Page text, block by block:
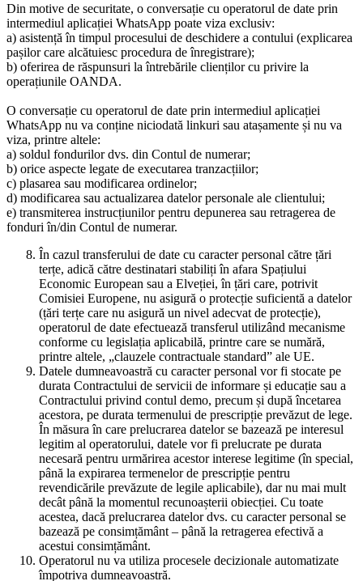
Din motive de securitate, o conversație cu operatorul de date prin
intermediul aplicației WhatsApp poate viza exclusiv:
a) asistență în timpul procesului de deschidere a contului (explicarea
pașilor care alcătuiesc procedura de înregistrare);
b) oferirea de răspunsuri la întrebările clienților cu privire la
operațiunile OANDA.
O conversație cu operatorul de date prin intermediul aplicației
WhatsApp nu va conține niciodată linkuri sau atașamente și nu va
viza, printre altele:
a) soldul fondurilor dvs. din Contul de numerar;
b) orice aspecte legate de executarea tranzacțiilor;
c) plasarea sau modificarea ordinelor;
d) modificarea sau actualizarea datelor personale ale clientului;
e) transmiterea instrucțiunilor pentru depunerea sau retragerea de
fonduri în/din Contul de numerar.
În cazul transferului de date cu caracter personal către țări
terțe, adică către destinatari stabiliți în afara Spațiului
Economic European sau a Elveției, în țări care, potrivit
Comisiei Europene, nu asigură o protecție suficientă a datelor
(țări terțe care nu asigură un nivel adecvat de protecție),
operatorul de date efectuează transferul utilizând mecanisme
conforme cu legislația aplicabilă, printre care se numără,
printre altele, „clauzele contractuale standard” ale UE.
Datele dumneavoastră cu caracter personal vor fi stocate pe
durata Contractului de servicii de informare și educație sau a
Contractului privind contul demo, precum și după încetarea
acestora, pe durata termenului de prescripție prevăzut de lege.
În măsura în care prelucrarea datelor se bazează pe interesul
legitim al operatorului, datele vor fi prelucrate pe durata
necesară pentru urmărirea acestor interese legitime (în special,
până la expirarea termenelor de prescripție pentru
revendicările prevăzute de legile aplicabile), dar nu mai mult
decât până la momentul recunoașterii obiecției. Cu toate
acestea, dacă prelucrarea datelor dvs. cu caracter personal se
bazează pe consimțământ – până la retragerea efectivă a
acestui consimțământ.
Operatorul nu va utiliza procesele decizionale automatizate
împotriva dumneavoastră.